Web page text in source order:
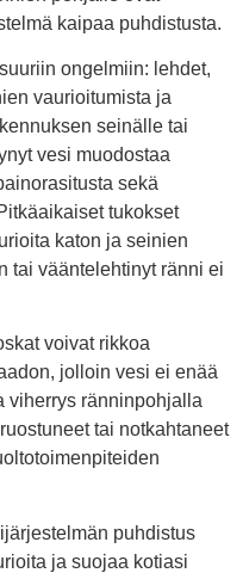
kaipaa puhdistusta.
ongelmiin: lehdet,
vaurioitumista ja
seinälle tai
vesi muodostaa
sekä
tukokset
katon ja seinien
tai vääntelehtinyt ränni ei
voivat rikkoa
jolloin vesi ei enää
viherrys ränninpohjalla
tai notkahtaneet
puhdistus
ja suojaa kotiasi